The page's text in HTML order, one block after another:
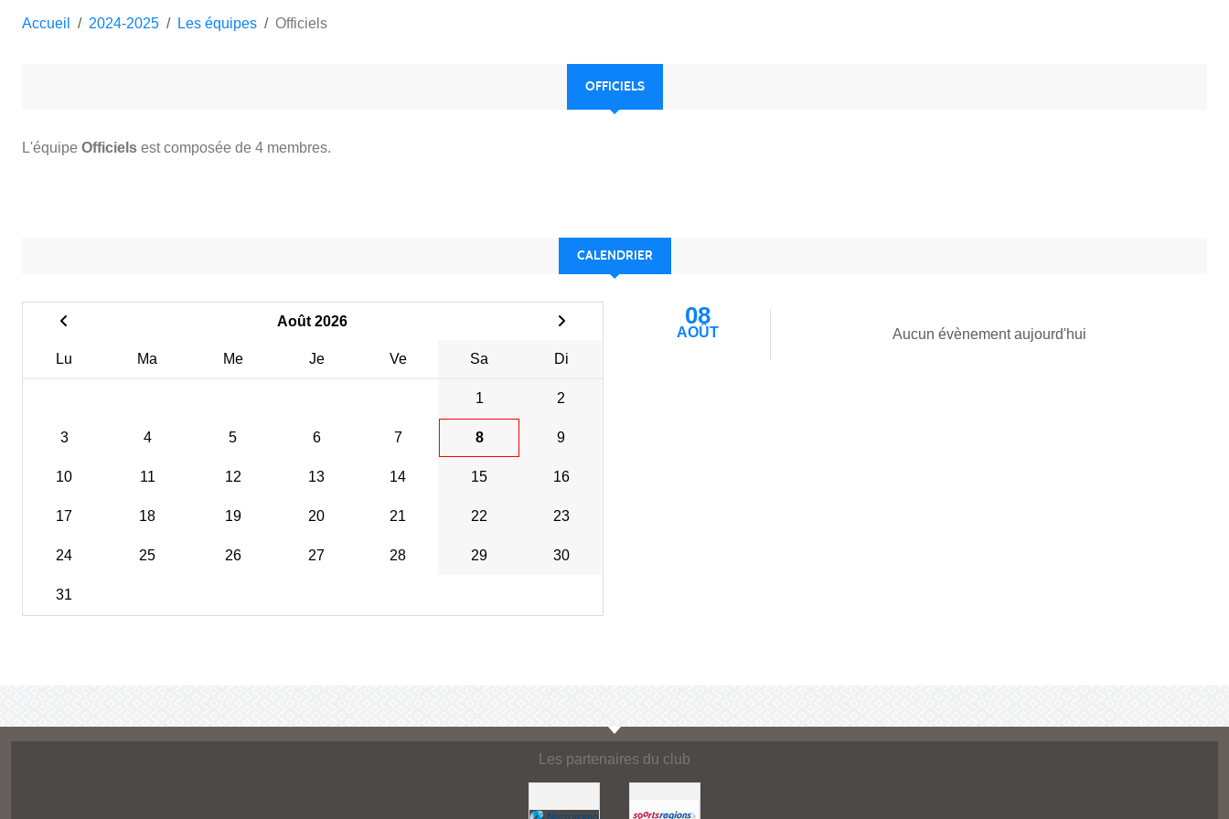
Accueil 2024-2025 Les équipes Officiels
OFFICIELS
L'équipe Officiels est composée de 4 membres.
CALENDRIER
Août 2026
Lu Ma Me Je Ve Sa Di
1 2
3 4 5 6 7 8 9
10 11 12 13 14 15 16
17 18 19 20 21 22 23
24 25 26 27 28 29 30
31
08
AOÛT Aucun évènement aujourd'hui
Les partenaires du club